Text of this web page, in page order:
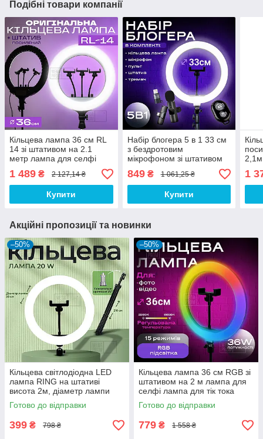
Подібні товари компанії
Кільцева лампа 36 см RL
14 зі штативом на 2.1
метр лампа для селфі
лампа для тік тока з
пультом
1 489 ₴ 2 127,14 ₴
Купити
Набір блогера 5 в 1 33 см
з бездротовим
мікрофоном зі штативом
на 2.1 метр лампа для тік
току лампа для селфі
849₴ 1 061,25 ₴
Купити
1
Акційні пропозиції та новинки
–50%
Кільцева світлодіодна LED
лампа RING на штативі
висота 2м, діаметр лампи
26см, для блогера, чорний
Готово до відправки
399 ₴ 798 ₴
–50%
Кільцева лампа 36 см RGB зі
штативом на 2 м лампа для
селфі лампа для тік тока
Готово до відправки
779 ₴ 1 558 ₴